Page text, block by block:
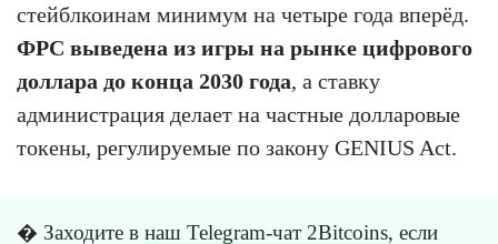
стейблкоинам минимум на четыре года вперёд.
ФРС выведена из игры на рынке цифрового
доллара до конца 2030 года, а ставку
администрация делает на частные долларовые
токены, регулируемые по закону GENIUS Act.
� Заходите в наш Telegram-чат 2Bitcoins, если